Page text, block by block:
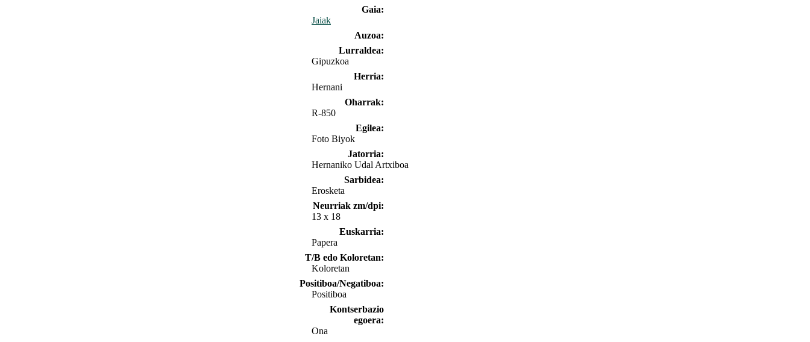
Gaia:
Jaiak
Auzoa:
Lurraldea:
Gipuzkoa
Herria:
Hernani
Oharrak:
R-850
Egilea:
Foto Biyok
Jatorria:
Hernaniko Udal Artxiboa
Sarbidea:
Erosketa
Neurriak zm/dpi:
13 x 18
Euskarria:
Papera
T/B edo Koloretan:
Koloretan
Positiboa/Negatiboa:
Positiboa
Kontserbazio
egoera:
Ona